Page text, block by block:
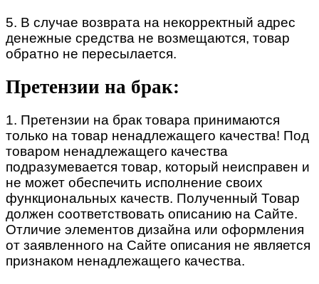
5. В случае возврата на некорректный адрес
денежные средства не возмещаются, товар
обратно не пересылается.
Претензии на брак:
1. Претензии на брак товара принимаются
только на товар ненадлежащего качества! Под
товаром ненадлежащего качества
подразумевается товар, который неисправен и
не может обеспечить исполнение своих
функциональных качеств. Полученный Товар
должен соответствовать описанию на Сайте.
Отличие элементов дизайна или оформления
от заявленного на Сайте описания не является
признаком ненадлежащего качества.